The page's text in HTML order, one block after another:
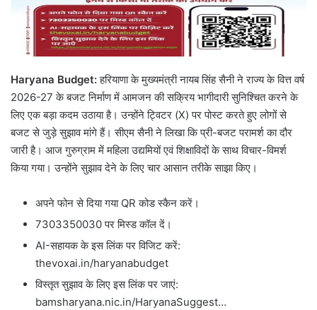
Haryana Budget:हरियाणा के मुख्यमंत्री नायब सिंह सैनी ने राज्य के वित्त वर्ष
2026-27 के बजट निर्माण में आमजन की सक्रिय भागीदारी सुनिश्चित करने के
लिए एक बड़ा कदम उठाया है। उन्होंने ट्विटर (X) पर पोस्ट करते हुए लोगों से
बजट से जुड़े सुझाव मांगे हैं। सीएम सैनी ने लिखा कि प्री-बजट परामर्श का दौर
जारी है। आज गुरुग्राम में महिला उद्यमियों एवं शिक्षाविदों के साथ विचार-विमर्श
किया गया। उन्होंने सुझाव देने के लिए चार आसान तरीके साझा किए।
अपने फोन से दिया गया QR कोड स्कैन करें।
7303350030 पर मिस्ड कॉल दें।
AI-सहायक के इस लिंक पर विजिट करें:
thevoxai.in/haryanabudget
विस्तृत सुझाव के लिए इस लिंक पर जाएं:
bamsharyana.nic.in/HaryanaSuggest…